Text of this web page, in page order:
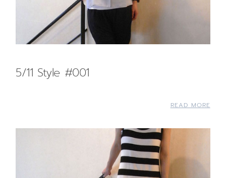
5/11 Style #001
READ MORE